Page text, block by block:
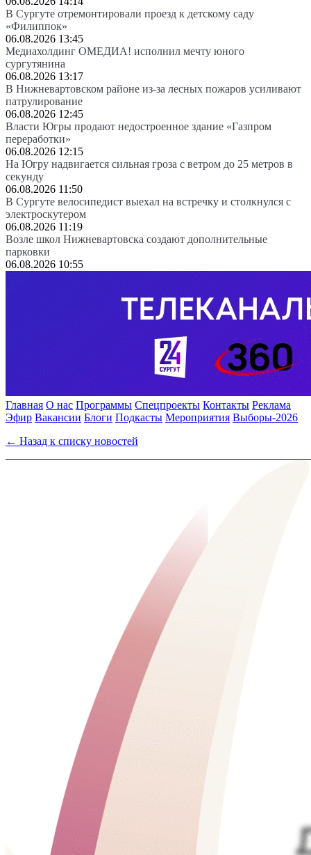
В Сургуте отремонтировали проезд к детскому саду
«Филиппок»
06.08.2026 13:45
Медиахолдинг ОМЕДИА! исполнил мечту юного
сургутянина
06.08.2026 13:17
В Нижневартовском районе из-за лесных пожаров усиливают
патрулирование
06.08.2026 12:45
Власти Югры продают недостроенное здание «Газпром
переработки»
06.08.2026 12:15
На Югру надвигается сильная гроза с ветром до 25 метров в
секунду
06.08.2026 11:50
В Сургуте велосипедист выехал на встречку и столкнулся с
электроскутером
06.08.2026 11:19
Возле школ Нижневартовска создают дополнительные
парковки
06.08.2026 10:55
Главная О нас Программы Спецпроекты Контакты Реклама
Эфир Вакансии Блоги Подкасты Мероприятия Выборы-2026
← Назад к списку новостей